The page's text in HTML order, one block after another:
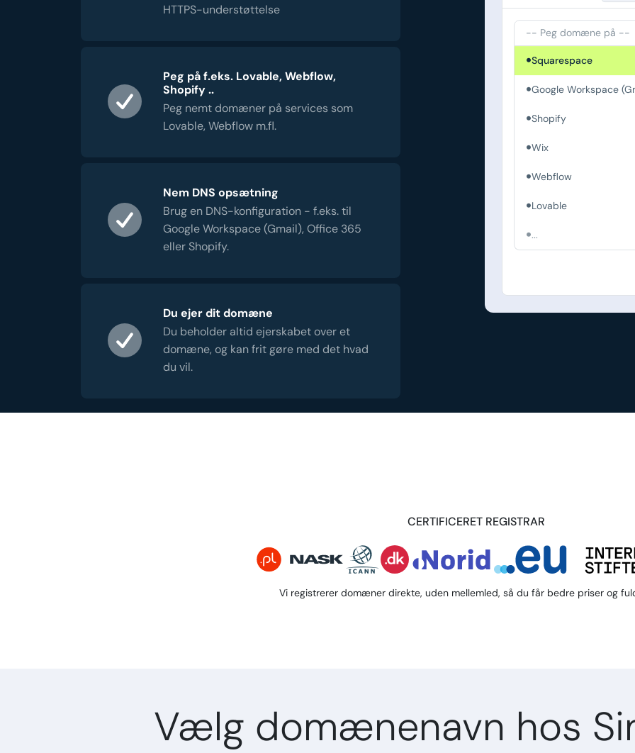
HTTPS-understøttelse
Peg på f.eks. Lovable, Webflow,
Shopify ..
Peg nemt domæner på services som
Lovable, Webflow m.fl.
Nem DNS opsætning
Brug en DNS-konfiguration - f.eks. til
Google Workspace (Gmail), Office 365
eller Shopify.
Du ejer dit domæne
Du beholder altid ejerskabet over et
domæne, og kan frit gøre med det hvad
du vil.
-- Peg domæne på --
Squarespace
Google Workspace
Shopify
Wix
Webflow
Lovable
...
CERTIFICERET REGISTRAR
Vi registrerer domæner direkte, uden mellemled, så du får bedre priser og
Vælg domænenavn hos